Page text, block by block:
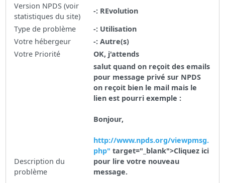
Version NPDS (voir
statistiques du site)
-: REvolution
Type de problème
-: Utilisation
Votre hébergeur
-: Autre(s)
Votre Priorité
OK, j'attends
Description du
problème
salut quand on reçoit des emails
pour message privé sur NPDS
on reçoit bien le mail mais le
lien est pourri exemple :
Bonjour,
http://www.npds.org/viewpmsg.
php" target="_blank">Cliquez ici
pour lire votre nouveau
message.